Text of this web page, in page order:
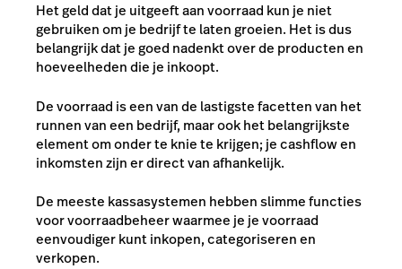
Het geld dat je uitgeeft aan voorraad kun je niet
gebruiken om je bedrijf te laten groeien. Het is dus
belangrijk dat je goed nadenkt over de producten en
hoeveelheden die je inkoopt.
De voorraad is een van de lastigste facetten van het
runnen van een bedrijf, maar ook het belangrijkste
element om onder te knie te krijgen; je cashflow en
inkomsten zijn er direct van afhankelijk.
De meeste kassasystemen hebben slimme functies
voor voorraadbeheer waarmee je je voorraad
eenvoudiger kunt inkopen, categoriseren en
verkopen.